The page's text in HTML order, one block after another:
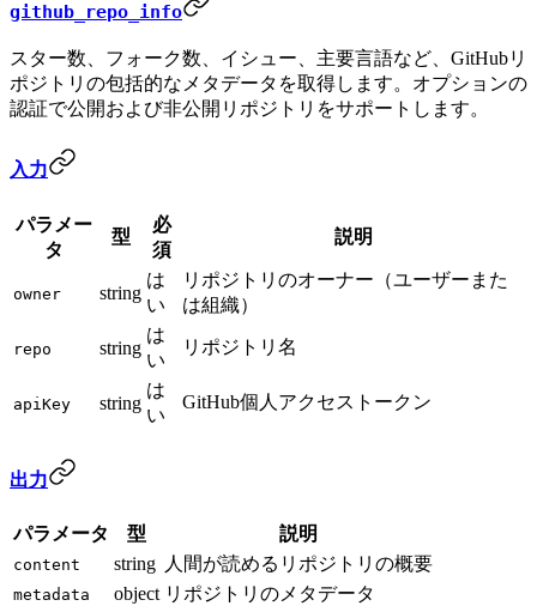
github_repo_info
スター数、フォーク数、イシュー、主要言語など、GitHubリ
ポジトリの包括的なメタデータを取得します。オプションの
認証で公開および非公開リポジトリをサポートします。
入力
パラメー
タ
型
必
須
説明
owner string
は
い
リポジトリのオーナー（ユーザーまた
は組織）
repo string
は
い
リポジトリ名
apiKey string
は
い
GitHub個人アクセストークン
出力
パラメータ 型 説明
content string 人間が読めるリポジトリの概要
metadata object リポジトリのメタデータ